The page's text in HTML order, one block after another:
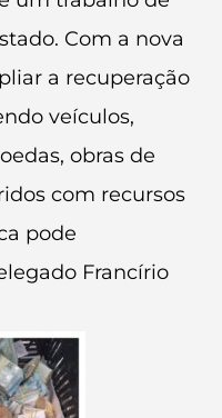
Com a nova
a recuperação
veículos,
obras de
com recursos
pode
Francírio